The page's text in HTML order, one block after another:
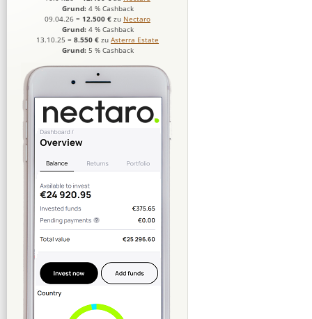
Grund: 4 % Cashback
09.04.26 = 12.500 € zu Nectaro
Grund: 4 % Cashback
13.10.25 = 8.550 € zu Asterra Estate
Grund: 5 % Cashback